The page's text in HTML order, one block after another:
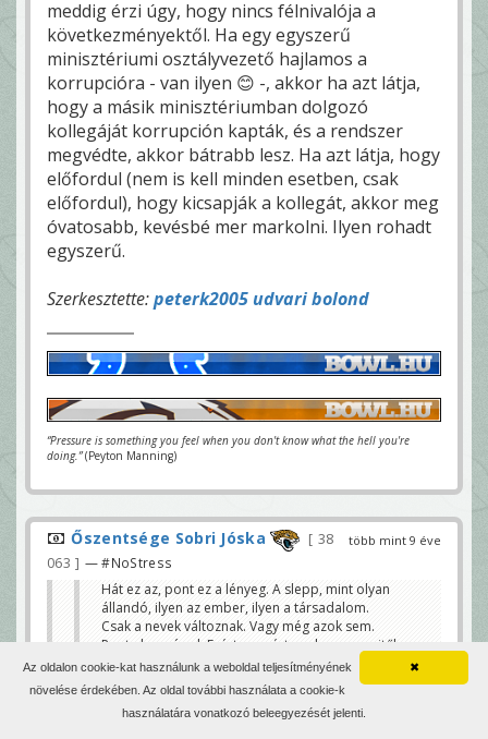
meddig érzi úgy, hogy nincs félnivalója a
következményektől. Ha egy egyszerű
minisztériumi osztályvezető hajlamos a
korrupcióra - van ilyen 😊 -, akkor ha azt látja,
hogy a másik minisztériumban dolgozó
kollegáját korrupción kapták, és a rendszer
megvédte, akkor bátrabb lesz. Ha azt látja, hogy
előfordul (nem is kell minden esetben, csak
előfordul), hogy kicsapják a kollegát, akkor meg
óvatosabb, kevésbé mer markolni. Ilyen rohadt
egyszerű.
Szerkesztette:peterk2005 udvari bolond
“Pressure is something you feel when you don't know what the hell you're
doing.”(Peyton Manning)
több mint 9 éve
Őszentsége Sobri Jóska
38
063
— #NoStress
Hát ez az, pont ez a lényeg. A slepp, mint olyan
állandó, ilyen az ember, ilyen a társadalom.
Csak a nevek változnak. Vagy még azok sem.
Pont ahogy írod. Ezért nem értem, hogy ez mitől
megoldás. És hát nem is az.
A körülményektől, a viszonyoktól. A slepp mindig is
✖
Az oldalon cookie-kat használunk a weboldal teljesítményének
növelése érdekében. Az oldal további használata a cookie-k
használatára vonatkozó beleegyezését jelenti.